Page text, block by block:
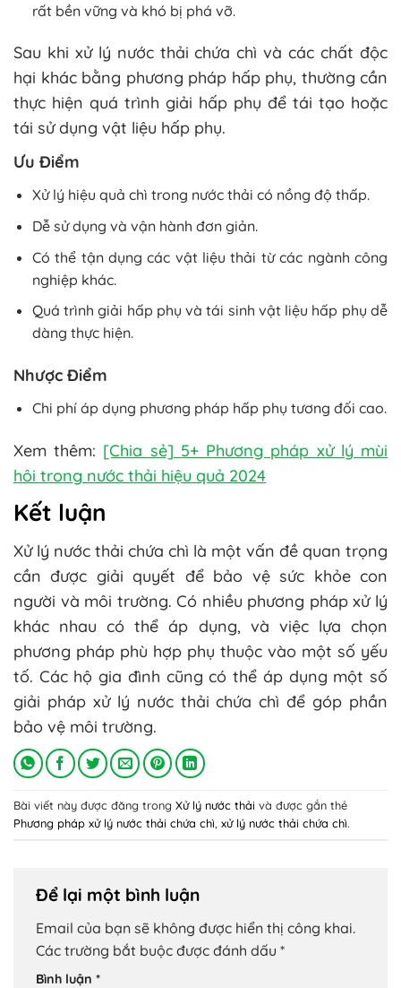
rất bền vững và khó bị phá vỡ.
Sau khi xử lý nước thải chứa chì và các chất độc
hại khác bằng phương pháp hấp phụ, thường cần
thực hiện quá trình giải hấp phụ để tái tạo hoặc
tái sử dụng vật liệu hấp phụ.
Ưu Điểm
Xử lý hiệu quả chì trong nước thải có nồng độ thấp.
Dễ sử dụng và vận hành đơn giản.
Có thể tận dụng các vật liệu thải từ các ngành công
nghiệp khác.
Quá trình giải hấp phụ và tái sinh vật liệu hấp phụ dễ
dàng thực hiện.
Nhược Điểm
Chi phí áp dụng phương pháp hấp phụ tương đối cao.
Xem thêm: [Chia sẻ] 5+ Phương pháp xử lý mùi
hôi trong nước thải hiệu quả 2024
Kết luận
Xử lý nước thải chứa chì là một vấn đề quan trọng
cần được giải quyết để bảo vệ sức khỏe con
người và môi trường. Có nhiều phương pháp xử lý
khác nhau có thể áp dụng, và việc lựa chọn
phương pháp phù hợp phụ thuộc vào một số yếu
tố. Các hộ gia đình cũng có thể áp dụng một số
giải pháp xử lý nước thải chứa chì để góp phần
bảo vệ môi trường.
Bài viết này được đăng trong Xử lý nước thải và được gắn thẻ
Phương pháp xử lý nước thải chứa chì, xử lý nước thải chứa chì.
Để lại một bình luận
Email của bạn sẽ không được hiển thị công khai.
Các trường bắt buộc được đánh dấu *
Bình luận *